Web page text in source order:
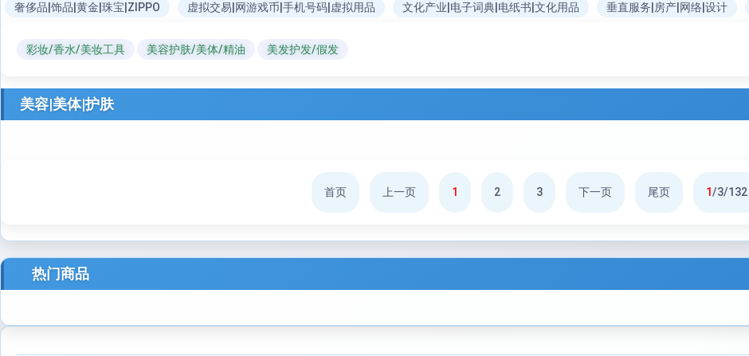
奢侈品|饰品|黄金|珠宝|ZIPPO 虚拟交易|网游戏币|手机号码|虚拟用品 文化产业|电子词典|电纸书|文化用品 垂直服务|房产|网络|设计
彩妆/香水/美妆工具 美容护肤/美体/精油 美发护发/假发
美容|美体|护肤
首页 上一页 1 2 3 下一页 尾页 1/3/132
热门商品